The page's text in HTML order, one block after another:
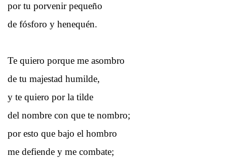
por tu porvenir pequeño
de fósforo y henequén.
Te quiero porque me asombro
de tu majestad humilde,
y te quiero por la tilde
del nombre con que te nombro;
por esto que bajo el hombro
me defiende y me combate;